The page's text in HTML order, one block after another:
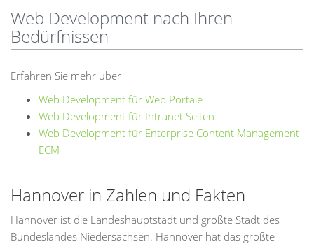
Web Development nach Ihren
Bedürfnissen
Erfahren Sie mehr über
Web Development für Web Portale
Web Development für Intranet Seiten
Web Development für Enterprise Content Management
ECM
Hannover in Zahlen und Fakten
Hannover ist die Landeshauptstadt und größte Stadt des
Bundeslandes Niedersachsen. Hannover hat das größte